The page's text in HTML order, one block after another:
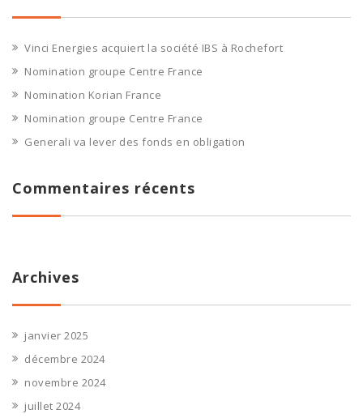
Vinci Energies acquiert la société IBS à Rochefort
Nomination groupe Centre France
Nomination Korian France
Nomination groupe Centre France
Generali va lever des fonds en obligation
Commentaires récents
Archives
janvier 2025
décembre 2024
novembre 2024
juillet 2024